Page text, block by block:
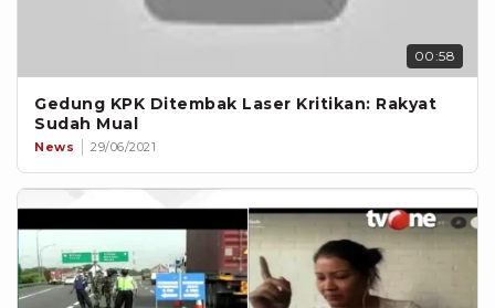
00:58
Gedung KPK Ditembak Laser Kritikan: Rakyat
Sudah Mual
News 29/06/2021